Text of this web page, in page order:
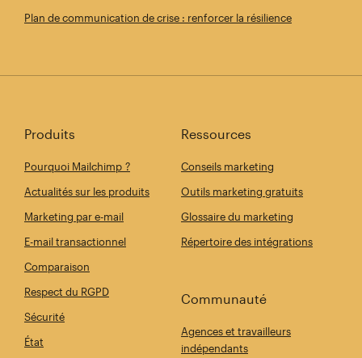
Plan de communication de crise : renforcer la résilience
Produits
Pourquoi Mailchimp ?
Actualités sur les produits
Marketing par e-mail
E-mail transactionnel
Comparaison
Respect du RGPD
Sécurité
État
Ressources
Conseils marketing
Outils marketing gratuits
Glossaire du marketing
Répertoire des intégrations
Communauté
Agences et travailleurs
indépendants